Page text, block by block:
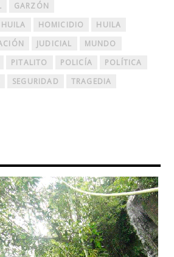
GARZÓN
HOMICIDIO
HUILA
JUDICIAL
MUNDO
PITALITO POLICÍA
POLÍTICA
SEGURIDAD
TRAGEDIA